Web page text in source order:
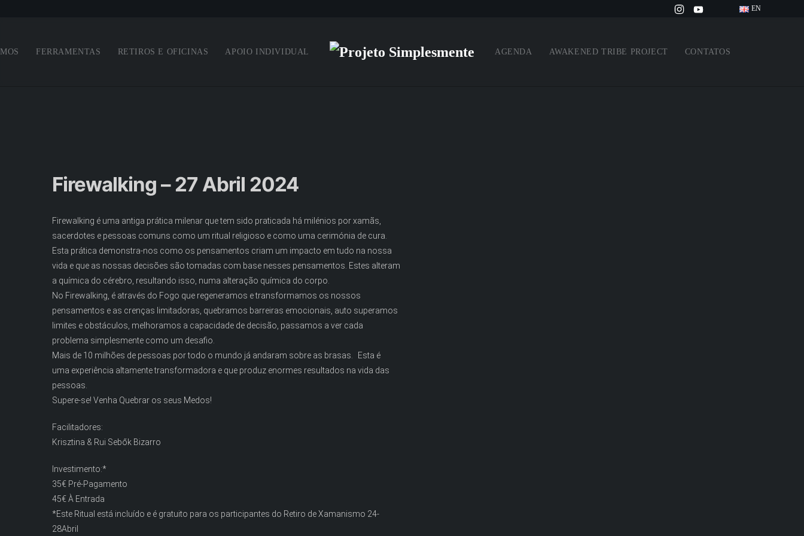
EN
FERRAMENTAS RETIROS E OFICINAS APOIO INDIVIDUAL AGENDA AWAKENED TRIBE PROJECT CONTATOS
Firewalking – 27 Abril 2024
Firewalking é uma antiga prática milenar que tem sido praticada há milénios por xamãs,
sacerdotes e pessoas comuns como um ritual religioso e como uma cerimónia de cura.
Esta prática demonstra-nos como os pensamentos criam um impacto em tudo na nossa
vida e que as nossas decisões são tomadas com base nesses pensamentos. Estes alteram
a química do cérebro, resultando isso, numa alteração química do corpo.
No Firewalking, é através do Fogo que regeneramos e transformamos os nossos
pensamentos e as crenças limitadoras, quebramos barreiras emocionais, auto superamos
limites e obstáculos, melhoramos a capacidade de decisão, passamos a ver cada
problema simplesmente como um desafio.
Mais de 10 milhões de pessoas por todo o mundo já andaram sobre as brasas. Esta é
uma experiência altamente transformadora e que produz enormes resultados na vida das
pessoas.
Supere-se! Venha Quebrar os seus Medos!
Facilitadores:
Krisztina & Rui Sebők Bizarro
Investimento:*
35€ Pré-Pagamento
45€ À Entrada
*Este Ritual está incluído e é gratuito para os participantes do Retiro de Xamanismo 24-
28Abril